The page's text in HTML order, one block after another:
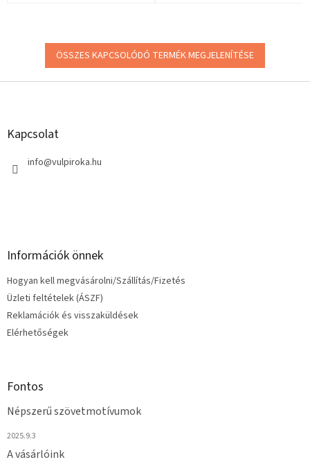
ÖSSZES KAPCSOLÓDÓ TERMÉK MEGJELENÍTÉSE
L
Kapcsolat
info@vulpiroka.hu
Információk önnek
Hogyan kell megvásárolni/Szállítás/Fizetés
Üzleti feltételek (ÁSZF)
Reklamációk és visszaküldések
Elérhetőségek
Fontos
Népszerű szövetmotívumok
2025.9.3
A vásárlóink